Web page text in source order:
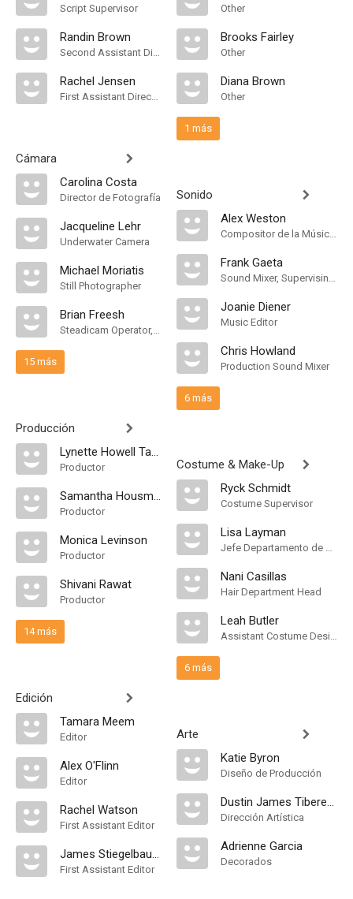
Script Supervisor
Randin Brown
Second Assistant Director
Rachel Jensen
First Assistant Director
Cámara
Carolina Costa
Director de Fotografía
Jacqueline Lehr
Underwater Camera
Michael Moriatis
Still Photographer
Brian Freesh
Steadicam Operator, "A" Camera Operator
15 más
Producción
Lynette Howell Taylor
Productor
Samantha Housman
Productor
Monica Levinson
Productor
Shivani Rawat
Productor
14 más
Edición
Tamara Meem
Editor
Alex O'Flinn
Editor
Rachel Watson
First Assistant Editor
James Stiegelbauer
First Assistant Editor
Other
Brooks Fairley
Other
Diana Brown
Other
1 más
Sonido
Alex Weston
Compositor de la Música Original
Frank Gaeta
Sound Mixer, Supervising Sound Editor, Mezclador de Re-Grabación de Sonido, Foley Mixer
Joanie Diener
Music Editor
Chris Howland
Production Sound Mixer
6 más
Costume & Make-Up
Ryck Schmidt
Costume Supervisor
Lisa Layman
Jefe Departamento de Maquillaje
Nani Casillas
Hair Department Head
Leah Butler
Assistant Costume Designer
6 más
Arte
Katie Byron
Diseño de Producción
Dustin James Tiberend
Dirección Artística
Adrienne Garcia
Decorados